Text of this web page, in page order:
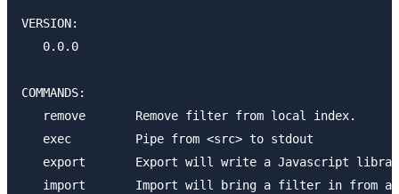
VERSION:
   0.0.0
COMMANDS:
   remove	Remove filter from local index.
   exec		Pipe from <src> to stdout
   export	Export will write a Javascript library for the given pipeline
   import	Import will bring a filter in from a javascript file or STDIN for -